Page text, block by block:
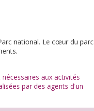
national. Le cœur du parc
aux activités
par des agents d'un